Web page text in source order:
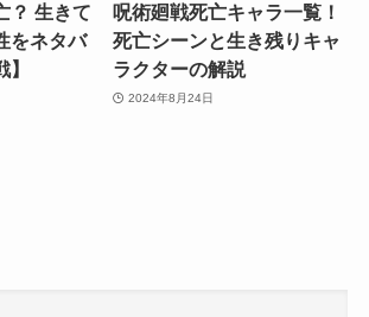
？ 生きて
をネタバ
呪術廻戦死亡キャラ一覧！
死亡シーンと生き残りキャ
ラクターの解説
2024年8月24日